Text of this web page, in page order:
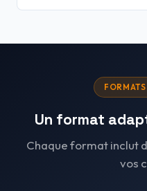
Un format
Chaque format inclut
vos